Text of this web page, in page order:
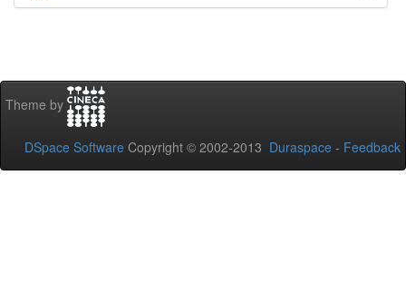
Theme by
DSpace Software Copyright © 2002-2013 Duraspace - Feedback